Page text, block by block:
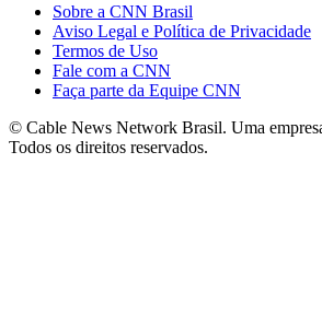
Sobre a CNN Brasil
Aviso Legal e Política de Privacidade
Termos de Uso
Fale com a CNN
Faça parte da Equipe CNN
© Cable News Network Brasil. Uma
Todos os direitos reservados.